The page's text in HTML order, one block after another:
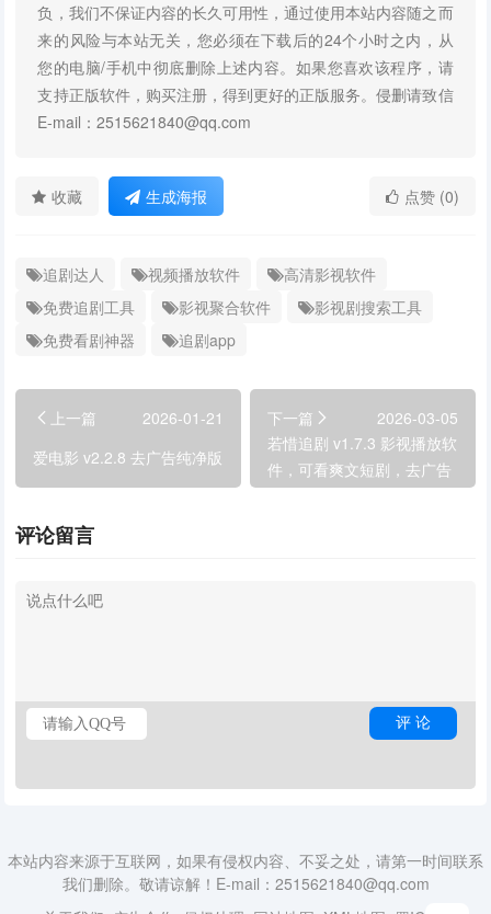
负，我们不保证内容的长久可用性，通过使用本站内容随之而
来的风险与本站无关，您必须在下载后的24个小时之内，从
您的电脑/手机中彻底删除上述内容。如果您喜欢该程序，请
支持正版软件，购买注册，得到更好的正版服务。侵删请致信
E-mail：2515621840@qq.com
收藏 生成海报 点赞 (0)
追剧达人 视频播放软件
高清影视软件
免费追剧工具
影视聚合软件
影视剧搜索工具
免费看剧神器
追剧app
上一篇
2026-01-21
爱电影 v2.2.8 去广告纯净版
下一篇
2026-03-05
若惜追剧 v1.7.3 影视播放软
件，可看爽文短剧，去广告
评论留言
本站内容来源于互联网，如果有侵权内容、不妥之处，请第一时间联系
我们删除。敬请谅解！E-mail：2515621840@qq.com